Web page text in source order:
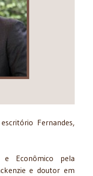
Fernandes,
Econômico pela
e doutor em